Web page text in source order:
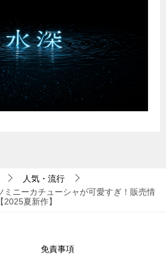
人気・流行
ミニーカチューシャが可愛すぎ！販売情
夏新作】
免責事項